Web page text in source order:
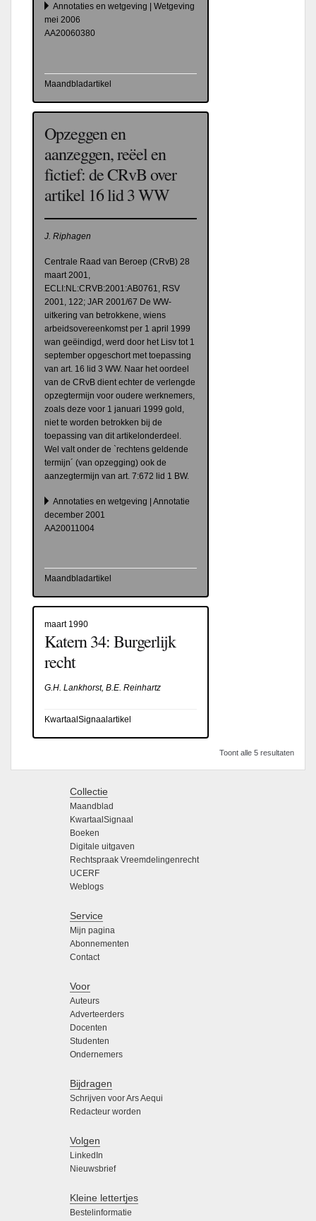
Annotaties en wetgeving | Wetgeving
mei 2006
AA20060380
Maandbladartikel
Opzeggen en
aanzeggen, reëel en
fictief: de CRvB over
artikel 16 lid 3 WW
J. Riphagen
Centrale Raad van Beroep (CRvB) 28
maart 2001,
ECLI:NL:CRVB:2001:AB0761, RSV
2001, 122; JAR 2001/67 De WW-
uitkering van betrokkene, wiens
arbeidsovereenkomst per 1 april 1999
wan geëindigd, werd door het Lisv tot 1
september opgeschort met toepassing
van art. 16 lid 3 WW. Naar het oordeel
van de CRvB dient echter de verlengde
opzegtermijn voor oudere werknemers,
zoals deze voor 1 januari 1999 gold,
niet te worden betrokken bij de
toepassing van dit artikelonderdeel.
Wel valt onder de `rechtens geldende
termijn´ (van opzegging) ook de
aanzegtermijn van art. 7:672 lid 1 BW.
Annotaties en wetgeving | Annotatie
december 2001
AA20011004
Maandbladartikel
maart 1990
Katern 34: Burgerlijk
recht
G.H. Lankhorst, B.E. Reinhartz
KwartaalSignaalartikel
Toont alle 5 resultaten
Collectie
Maandblad
KwartaalSignaal
Boeken
Digitale uitgaven
Rechtspraak Vreemdelingenrecht
UCERF
Weblogs
Service
Mijn pagina
Abonnementen
Contact
Voor
Auteurs
Adverteerders
Docenten
Studenten
Ondernemers
Bijdragen
Schrijven voor Ars Aequi
Redacteur worden
Volgen
LinkedIn
Nieuwsbrief
Kleine lettertjes
Bestelinformatie